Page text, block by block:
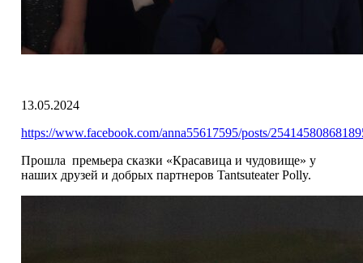
13.05.2024
https://www.facebook.com/anna55617595/posts/
Прошла премьера сказки «Красавица и чудовище» у
наших друзей и добрых партнеров Tantsuteater Polly.